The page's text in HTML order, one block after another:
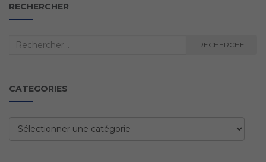
RECHERCHER
Recherche
RECHERCHE
CATÉGORIES
Catégories